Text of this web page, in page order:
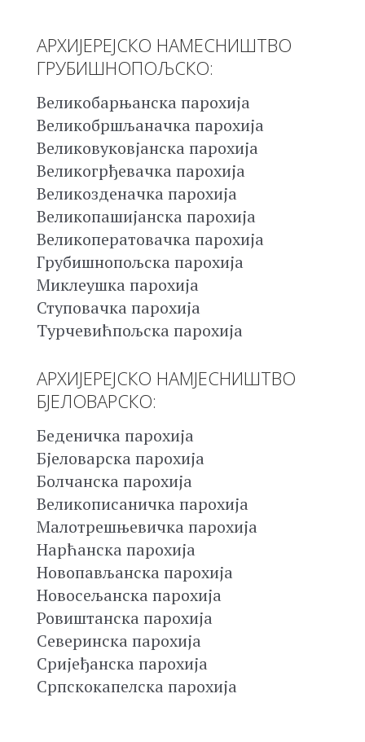
АРХИЈЕРЕЈСКО НАМЕСНИШТВО
ГРУБИШНОПОЉСКО:
Великобарњанска парохија
Великобршљаначка парохија
Великовуковјанска парохија
Великогрђевачка парохија
Великозденачка парохија
Великопашијанска парохија
Великоператовачка парохија
Грубишнопољска парохија
Миклеушка парохија
Ступовачка парохија
Турчевићпољска парохија
АРХИЈЕРЕЈСКО НАМЈЕСНИШТВО
БЈЕЛОВАРСКО:
Беденичка парохија
Бјеловарска парохија
Болчанска парохија
Великописаничка парохија
Малотрешњевичка парохија
Нарћанска парохија
Новопављанска парохија
Новосељанска парохија
Ровиштанска парохија
Северинска парохија
Сријеђанска парохија
Српскокапелска парохија